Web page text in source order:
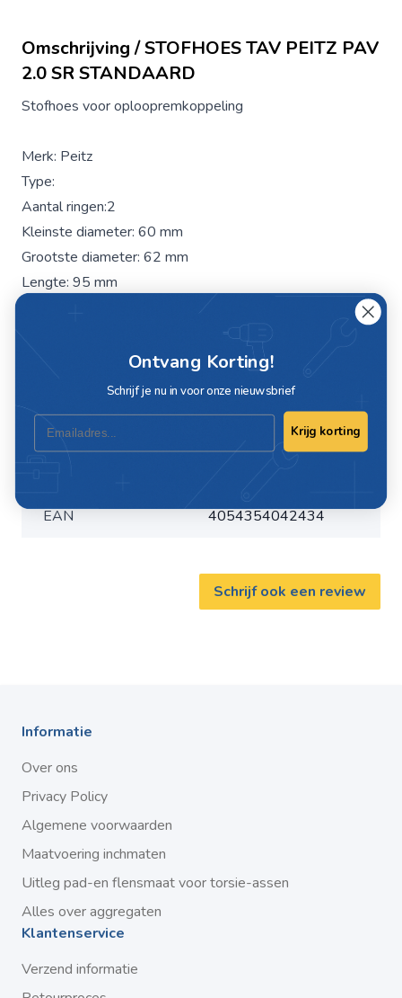
Omschrijving / STOFHOES TAV PEITZ PAV
2.0 SR STANDAARD
Stofhoes voor oploopremkoppeling
Merk: Peitz
Type:
Aantal ringen:2
Kleinste diameter: 60 mm
Grootste diameter: 62 mm
Lengte: 95 mm
Specificaties
Artikelnummer
EAN 4054354042434
Schrijf ook een review
Informatie
Over ons
Privacy Policy
Algemene voorwaarden
Maatvoering inchmaten
Uitleg pad-en flensmaat voor torsie-assen
Alles over aggregaten
Klantenservice
Verzend informatie
Ontvang Korting!
Schrijf je nu in voor onze nieuwsbrief
Email
Krijg korting